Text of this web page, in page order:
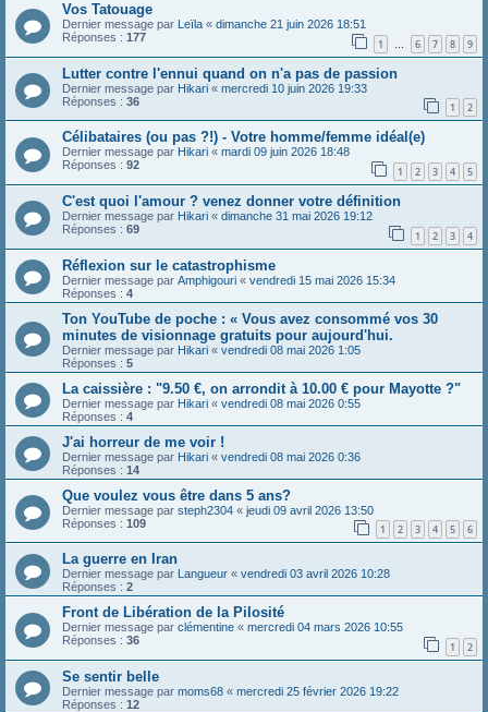
Vos Tatouage
Dernier message par Leïla « dimanche 21 juin 2026 18:51
Réponses : 177 1 … 6 7 8 9
Lutter contre l'ennui quand on n'a pas de passion
Dernier message par Hikari « mercredi 10 juin 2026 19:33
Réponses : 36 1 2
Célibataires (ou pas ?!) - Votre homme/femme idéal(e)
Dernier message par Hikari « mardi 09 juin 2026 18:48
Réponses : 92 1 2 3 4 5
C'est quoi l'amour ? venez donner votre définition
Dernier message par Hikari « dimanche 31 mai 2026 19:12
Réponses : 69 1 2 3 4
Réflexion sur le catastrophisme
Dernier message par Amphigouri « vendredi 15 mai 2026 15:34
Réponses : 4
Ton YouTube de poche : « Vous avez consommé vos 30
minutes de visionnage gratuits pour aujourd'hui.
Dernier message par Hikari « vendredi 08 mai 2026 1:05
Réponses : 5
La caissière : "9.50 €, on arrondit à 10.00 € pour Mayotte ?"
Dernier message par Hikari « vendredi 08 mai 2026 0:55
Réponses : 4
J'ai horreur de me voir !
Dernier message par Hikari « vendredi 08 mai 2026 0:36
Réponses : 14
Que voulez vous être dans 5 ans?
Dernier message par steph2304 « jeudi 09 avril 2026 13:50
Réponses : 109 1 2 3 4 5 6
La guerre en Iran
Dernier message par Langueur « vendredi 03 avril 2026 10:28
Réponses : 2
Front de Libération de la Pilosité
Dernier message par clémentine « mercredi 04 mars 2026 10:55
Réponses : 36 1 2
Se sentir belle
Dernier message par moms68 « mercredi 25 février 2026 19:22
Réponses : 12